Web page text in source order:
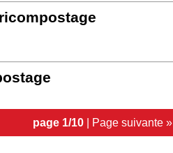
page 1/10| Page suivante »